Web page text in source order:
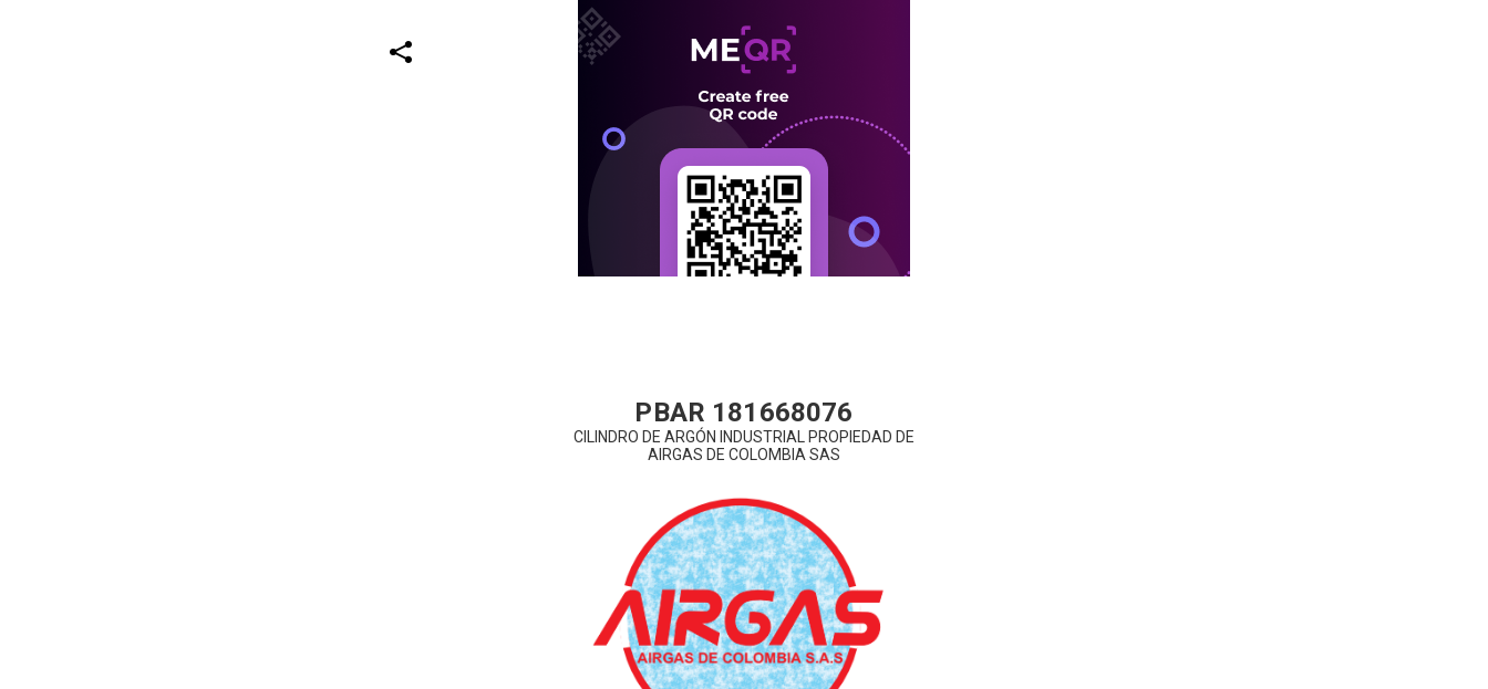
PBAR 181668076
CILINDRO DE ARGÓN INDUSTRIAL PROPIEDAD DE
AIRGAS DE COLOMBIA SAS
Share your page
Share on Facebook
Share on Linkedin
Subscribe page